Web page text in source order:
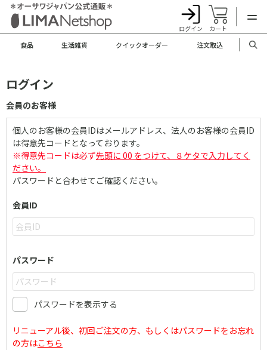
ログイン カート
食品 生活雑貨 クイックオーダー 注文取込
ログイン
会員のお客様
個人のお客様の会員IDはメールアドレス、法人のお客様の会員ID
は得意先コードとなっております。
※得意先コードは必ず先頭に 00 をつけて、８ケタで入力してく
ださい。
パスワードと合わせてご確認ください。
会員ID
パスワード
パスワードを表示する
リニューアル後、初回ご注文の方、もしくはパスワードをお忘れ
の方はこちら